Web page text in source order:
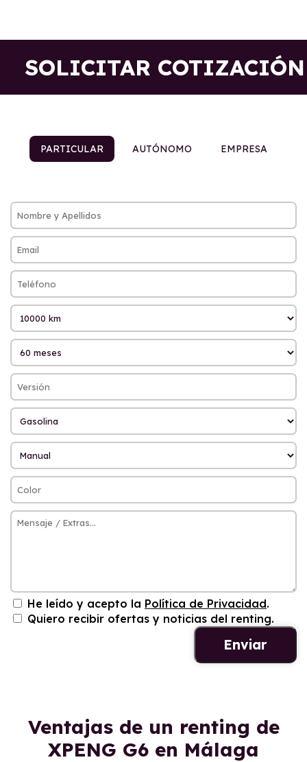
SOLICITAR COTIZACIÓN
PARTICULAR AUTÓNOMO EMPRESA
He leído y acepto la Política de Privacidad.
Quiero recibir ofertas y noticias del renting.
Ventajas de un renting de
XPENG G6 en Málaga